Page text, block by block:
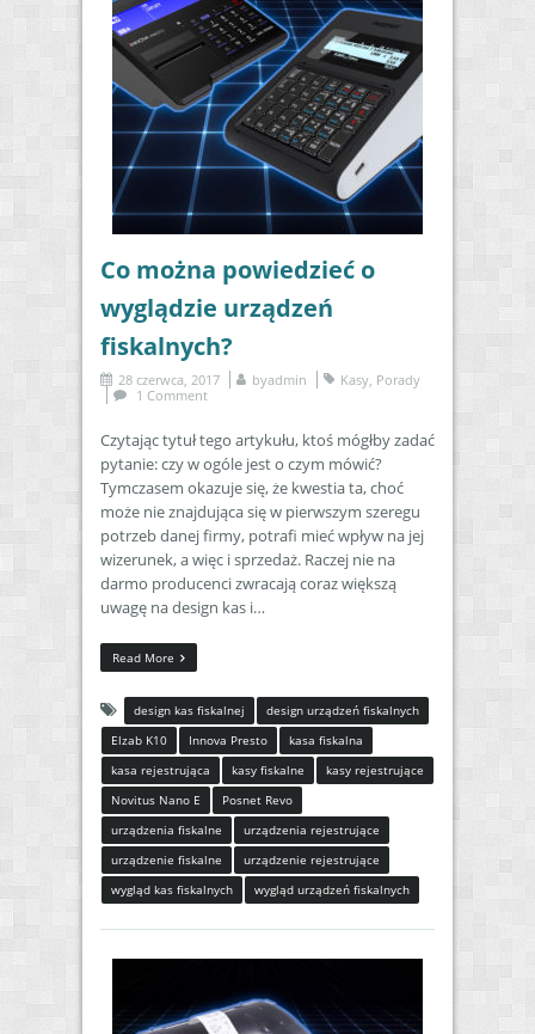
Co można powiedzieć o
wyglądzie urządzeń
fiskalnych?
28 czerwca, 2017 byadmin Kasy, Porady
1 Comment
Czytając tytuł tego artykułu, ktoś mógłby zadać
pytanie: czy w ogóle jest o czym mówić?
Tymczasem okazuje się, że kwestia ta, choć
może nie znajdująca się w pierwszym szeregu
potrzeb danej firmy, potrafi mieć wpływ na jej
wizerunek, a więc i sprzedaż. Raczej nie na
darmo producenci zwracają coraz większą
uwagę na design kas i…
Read More
design kas fiskalnej
design urządzeń fiskalnych
Elzab K10
Innova Presto
kasa fiskalna
kasa rejestrująca
kasy fiskalne
kasy rejestrujące
Novitus Nano E
Posnet Revo
urządzenia fiskalne
urządzenia rejestrujące
urządzenie fiskalne
urządzenie rejestrujące
wygląd kas fiskalnych
wygląd urządzeń fiskalnych